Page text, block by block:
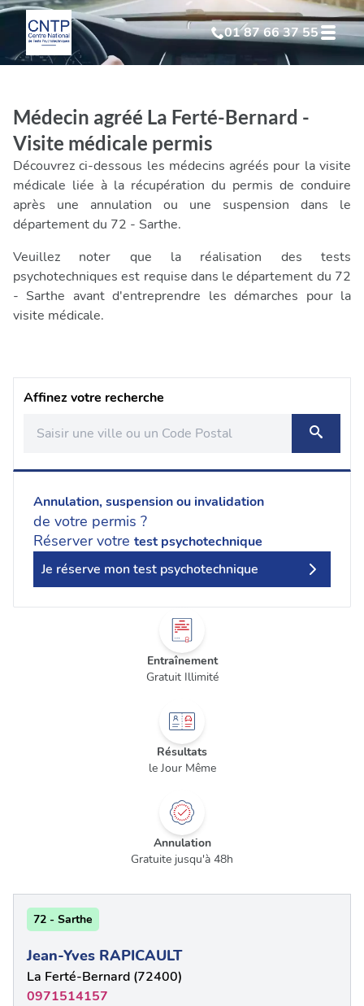
01 87 66 37 55
Test Psychotechnique suite à annulation
Test Psychotechniquesuite à invalidation
Test Psychotechniqueprofessionnel
Médecin agréé La Ferté-Bernard -
Visite médicale permis
Découvrez ci-dessous les médecins agréés pour la visite
médicale liée à la récupération du permis de conduire
après une annulation ou une suspension dans le
département du 72 - Sarthe.
Veuillez noter que la réalisation des tests
psychotechniques est requise dans le département du 72
- Sarthe avant d'entreprendre les démarches pour la
visite médicale.
Affinez votre recherche
Annulation, suspension ou invalidation
de votre permis ?
Réserver votre test psychotechnique
Je réserve mon test psychotechnique
Entraînement
Gratuit Illimité
Résultats
le Jour Même
Annulation
Gratuite jusqu'à 48h
72 - Sarthe
Jean-Yves RAPICAULT
La Ferté-Bernard (72400)
0971514157